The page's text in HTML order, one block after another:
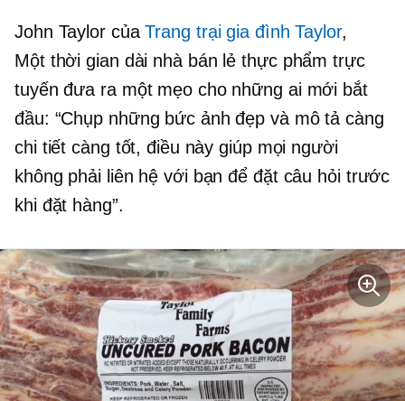
John Taylor củaTrang trại gia đình Taylor,
Một thời gian dài nhà bán lẻ thực phẩm trực
tuyến đưa ra một mẹo cho những ai mới bắt
đầu: “Chụp những bức ảnh đẹp và mô tả càng
chi tiết càng tốt, điều này giúp mọi người
không phải liên hệ với bạn để đặt câu hỏi trước
khi đặt hàng”.